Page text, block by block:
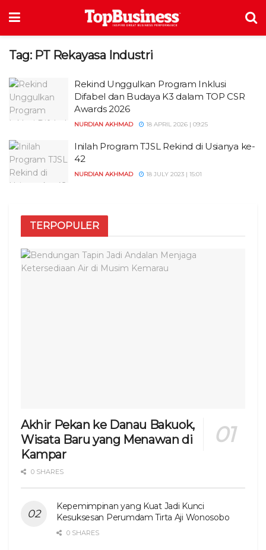
Tag: PT Rekayasa Industri
Rekind Unggulkan Program Inklusi
Difabel dan Budaya K3 dalam TOP CSR
Awards 2026
NURDIAN AKHMAD 18 APRIL 2026 | 09:25
Inilah Program TJSL Rekind di Usianya ke-
42
NURDIAN AKHMAD 18 JULY 2023 | 15:01
TERPOPULER
Akhir Pekan ke Danau Bakuok,
Wisata Baru yang Menawan di
Kampar
0 SHARES
Kepemimpinan yang Kuat Jadi Kunci
Kesuksesan Perumdam Tirta Aji Wonosobo
0 SHARES